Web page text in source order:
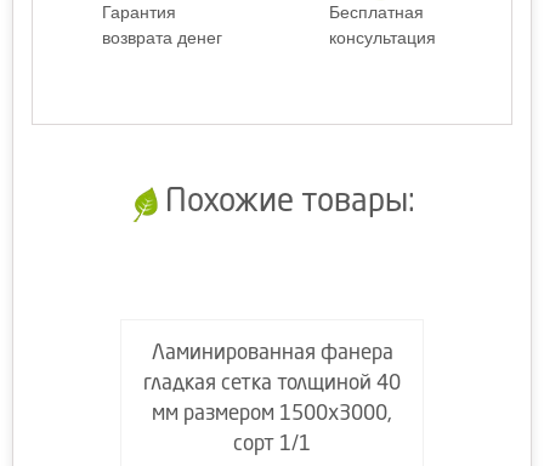
Гарантия
возврата денег
Бесплатная
консультация
Похожие товары:
Ламинированная фанера
гладкая сетка толщиной 40
мм размером 1500х3000,
сорт 1/1